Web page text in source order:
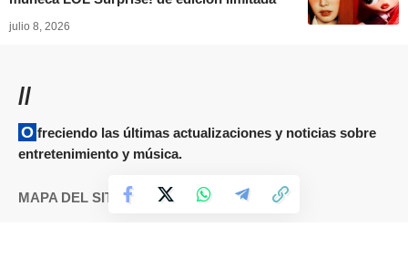
julio 8, 2026
//
Ofreciendo las últimas actualizaciones y noticias sobre
entretenimiento y música.
MAPA DEL SITIO